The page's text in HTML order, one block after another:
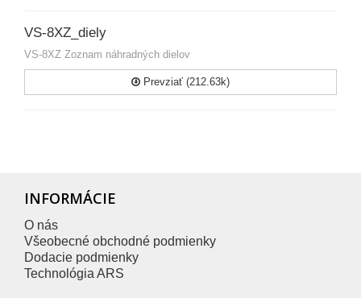
VS-8XZ_diely
VS-8XZ Zoznam náhradných dielov
Prevziať (212.63k)
INFORMÁCIE
O nás
Všeobecné obchodné podmienky
Dodacie podmienky
Technológia ARS